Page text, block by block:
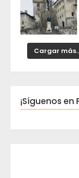
Cargar
¡Síguenos en